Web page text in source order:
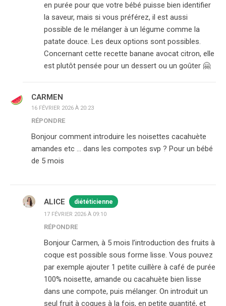
en purée pour que votre bébé puisse bien identifier
la saveur, mais si vous préférez, il est aussi
possible de le mélanger à un légume comme la
patate douce. Les deux options sont possibles.
Concernant cette recette banane avocat citron, elle
est plutôt pensée pour un dessert ou un goûter 🤗
CARMEN
16 FÉVRIER 2026 À 20:23
RÉPONDRE
Bonjour comment introduire les noisettes cacahuète
amandes etc … dans les compotes svp ? Pour un bébé
de 5 mois
ALICE diététicienne
17 FÉVRIER 2026 À 09:10
RÉPONDRE
Bonjour Carmen, à 5 mois l’introduction des fruits à
coque est possible sous forme lisse. Vous pouvez
par exemple ajouter 1 petite cuillère à café de purée
100% noisette, amande ou cacahuète bien lisse
dans une compote, puis mélanger. On introduit un
seul fruit à coques à la fois, en petite quantité, et